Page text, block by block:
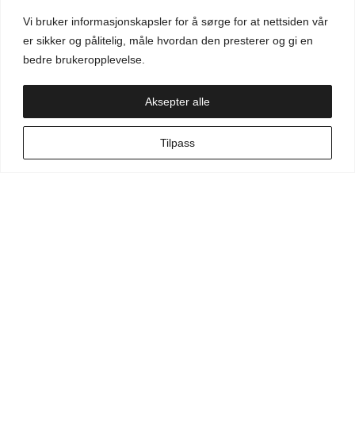
Vi bruker informasjonskapsler for å sørge for at nettsiden vår
er sikker og pålitelig, måle hvordan den presterer og gi en
bedre brukeropplevelse.
Tilpass
Aksepter alle
Aktuelt
Handlekurv
NO